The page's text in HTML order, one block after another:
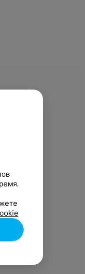
по запросу